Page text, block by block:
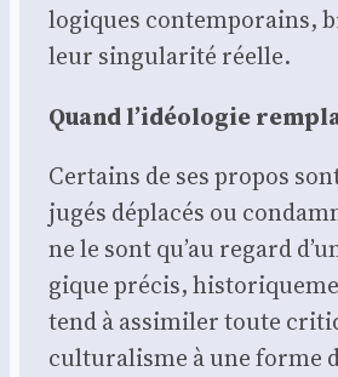
lo­giques contem­po­rains,
leur sin­gu­la­ri­té réelle.
Quand l’idéologie
Cer­tains de ses pro­pos
jugés dépla­cés ou
ne le sont qu’au regard
gique pré­cis,
tend à assi­mi­ler toute
cul­tu­ra­lisme à une forme